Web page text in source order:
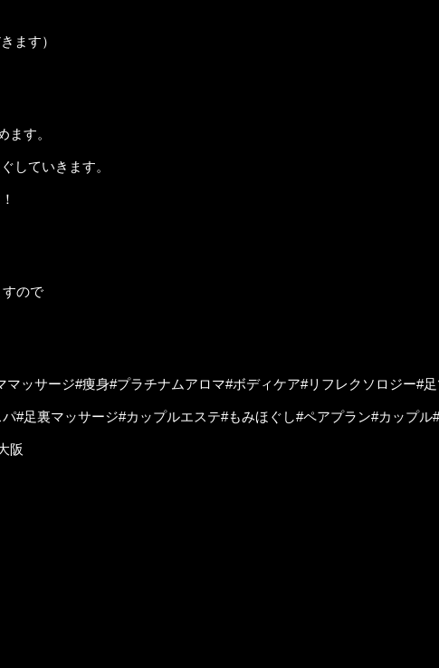
ます）
す。
していきます。
ので
ッサージ#痩身#プラチナムアロマ#ボディケア#リフレクソロジー#
#足裏マッサージ#カップルエステ#もみほぐし#ペアプラン#カップル
阪